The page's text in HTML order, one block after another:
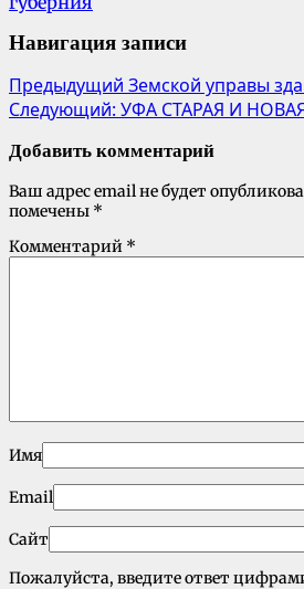
Навигация записи
Предыдущий Земской управы
Следующий: УФА СТАРАЯ И
Добавить комментарий
Ваш адрес email не будет
помечены *
Комментарий *
Имя
Email
Сайт
Пожалуйста, введите ответ